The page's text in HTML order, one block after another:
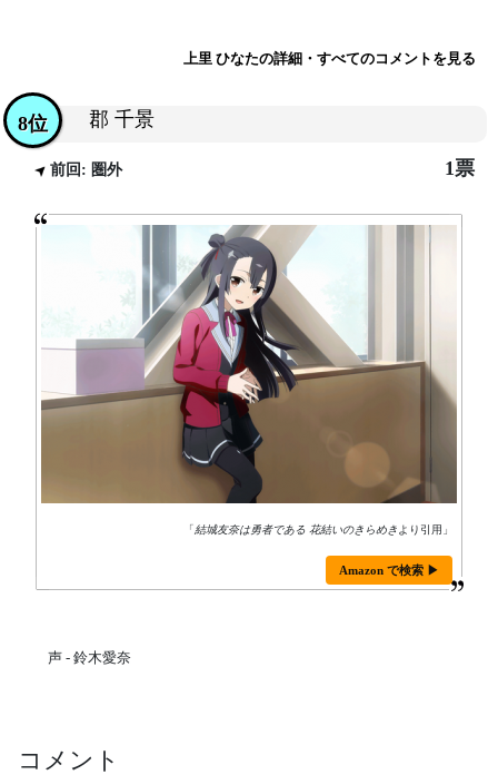
上里 ひなたの詳細・すべてのコメントを見る
郡 千景
8位
前回: 圏外 1票
「結城友奈は勇者である 花結いのきらめき より引用」
Amazon で検索 ▶
声 - 鈴木愛奈
コメント